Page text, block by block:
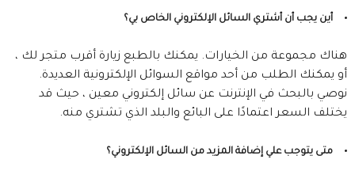
أين يجب أن أشتري السائل الإلكتروني الخاص بي؟
هناك مجموعة من الخيارات. يمكنك بالطبع زيارة أقرب متجر لك ،
أو يمكنك الطلب من أحد مواقع السوائل الإلكترونية العديدة.
نوصي بالبحث في الإنترنت عن سائل إلكتروني معين ، حيث قد
يختلف السعر اعتمادًا على البائع والبلد الذي تشتري منه.
متى يتوجب علي إضافة المزيد من السائل الإلكتروني؟